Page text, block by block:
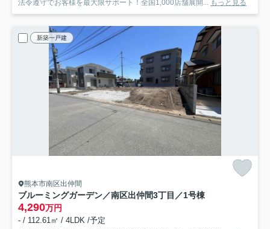
法令遵守でお客様を最大限サポート！全国1,000店舗展開... もっと見る
新築一戸建
熊本市南区出仲間
ブルーミングガーデン／南区出仲間3丁目／1号棟
4,290万円
- / 112.61㎡ / 4LDK /予定